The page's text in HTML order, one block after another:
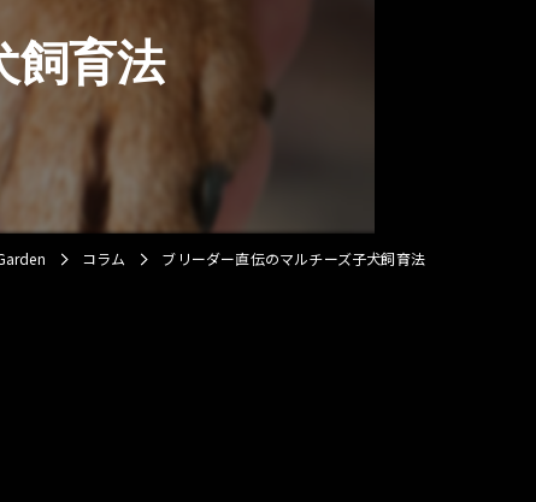
小型犬
中型犬
大型犬
飼育法
コラム ブリーダー直伝のマルチーズ子犬飼育法